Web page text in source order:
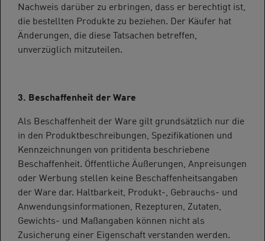
Nachweis darüber zu erbringen, dass er berechtigt ist,
die bestellten Produkte zu beziehen. Der Käufer hat
Änderungen, die diese Tatsachen betreffen,
unverzüglich mitzuteilen.
3. Beschaffenheit der Ware
Als Beschaffenheit der Ware gilt grundsätzlich nur die
in den Produktbeschreibungen, Spezifikationen und
Kennzeichnungen von pritidenta beschriebene
Beschaffenheit. Öffentliche Äußerungen, Anpreisungen
oder Werbung stellen keine Beschaffenheitsangaben
der Ware dar. Haltbarkeit, Produkt-, Gebrauchs- und
Anwendungsinformationen, Rezepturen, Zutaten,
Gewichts- und Maßangaben können nicht als
Zusicherung einer Eigenschaft verstanden werden.